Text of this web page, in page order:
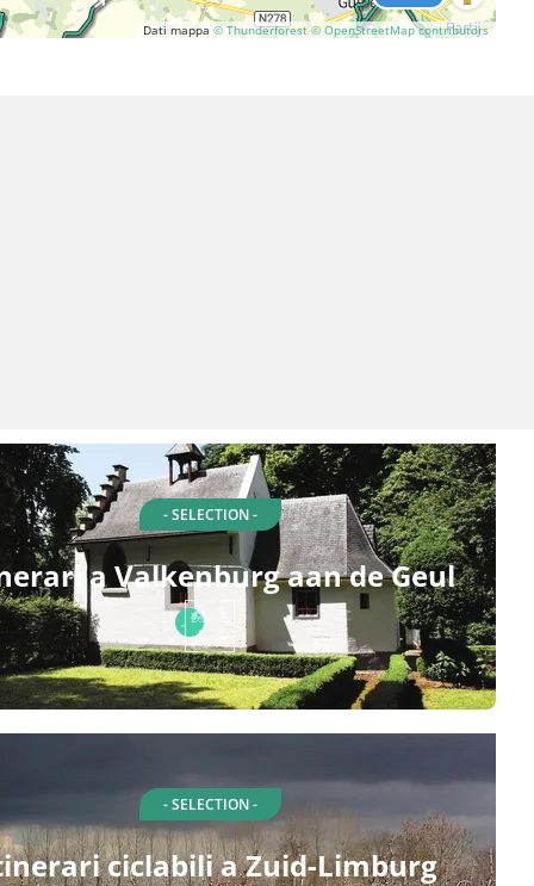
Dati mappa © Thunderforest © OpenStreetMap contributors
- SELECTION -
a Valkenburg aan de Geul
- SELECTION -
ciclabili a Zuid-Limburg